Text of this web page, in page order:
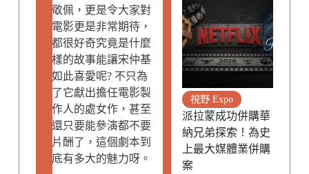
敬佩，更是令大家對
電影更是非常期待，
都很好奇究竟是什麼
樣的故事能讓宋仲基
如此喜愛呢? 不只為
了它獻出擔任電影製
作人的處女作，甚至
還只要能參演都不要
片酬了，這個劇本到
底有多大的魅力呀。
視野 Expo
派拉蒙成功併購華
納兄弟探索！為史
上最大媒體業併購
案